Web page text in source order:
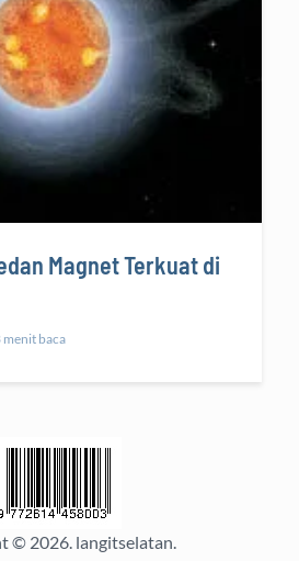
Magnet Terkuat di
menit baca
© 2026. langitselatan.